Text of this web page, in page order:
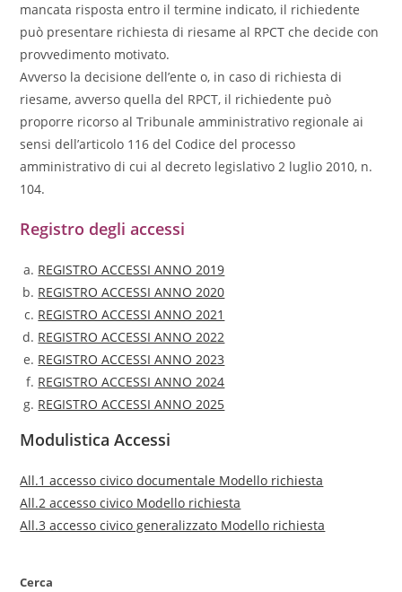
mancata risposta entro il termine indicato, il richiedente
può presentare richiesta di riesame al RPCT che decide con
provvedimento motivato.
Avverso la decisione dell’ente o, in caso di richiesta di
riesame, avverso quella del RPCT, il richiedente può
proporre ricorso al Tribunale amministrativo regionale ai
sensi dell’articolo 116 del Codice del processo
amministrativo di cui al decreto legislativo 2 luglio 2010, n.
104.
Registro degli accessi
REGISTRO ACCESSI ANNO 2019
REGISTRO ACCESSI ANNO 2020
REGISTRO ACCESSI ANNO 2021
REGISTRO ACCESSI ANNO 2022
REGISTRO ACCESSI ANNO 2023
REGISTRO ACCESSI ANNO 2024
REGISTRO ACCESSI ANNO 2025
Modulistica Accessi
All.1 accesso civico documentale Modello richiesta
All.2 accesso civico Modello richiesta
All.3 accesso civico generalizzato Modello richiesta
Cerca